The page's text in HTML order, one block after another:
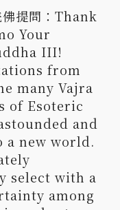
佛提問：Thank
Your
III!
from
many Vajra
of Esoteric
and
a new world.
select with a
among